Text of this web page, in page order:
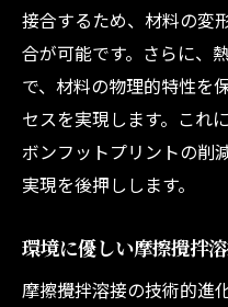
接合するため、材料の変
合が可能です。さらに、
で、材料の物理的特性を
セスを実現します。これ
ボンフットプリントの削
実現を後押しします。
環境に優しい摩擦攪拌
摩擦攪拌溶接の技術的進